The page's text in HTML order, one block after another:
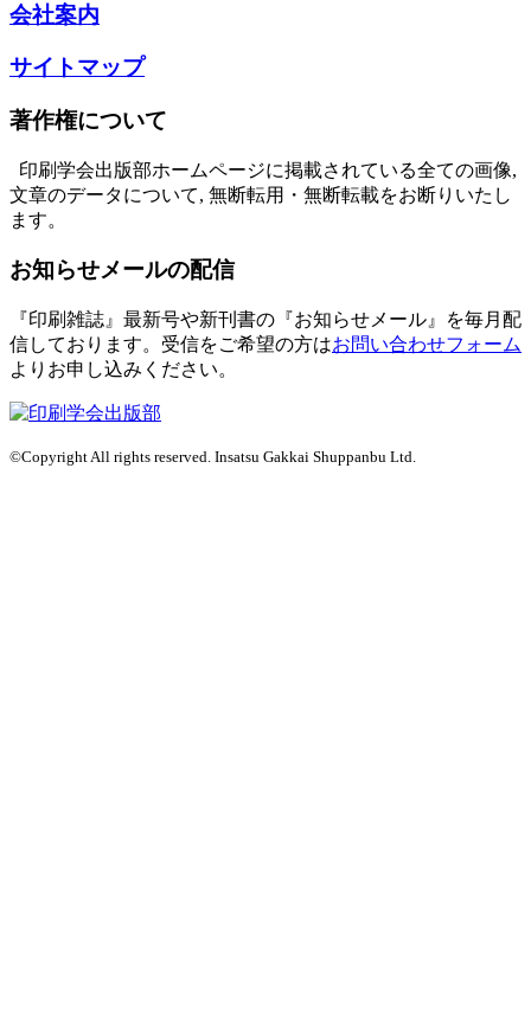
会社案内
サイトマップ
著作権について
印刷学会出版部ホームページに掲載されている全ての画像,
文章のデータについて, 無断転用・無断転載をお断りいたし
ます。
お知らせメールの配信
『印刷雑誌』最新号や新刊書の『お知らせメール』を毎月配
信しております。 受信をご希望の方はお問い合わせフォーム
よりお申し込みください。
©Copyright All rights reserved. Insatsu Gakkai Shuppanbu Ltd.